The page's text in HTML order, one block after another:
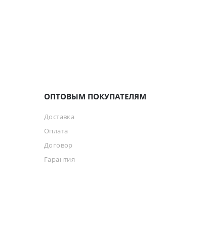
ОПТОВЫМ ПОКУПАТЕЛЯМ
Доставка
Оплата
Договор
Гарантия